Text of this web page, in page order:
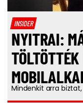
INSIDER
NYITRAI:
Mindenkit arra